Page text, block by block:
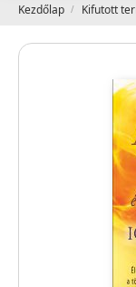
Kezdőlap / Kifutott